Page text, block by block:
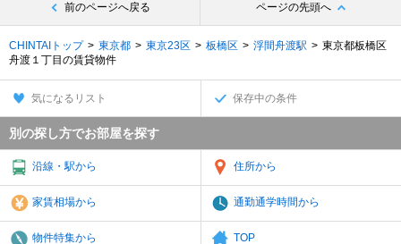
前のページへ戻る ページの先頭へ
CHINTAIトップ 東京都 東京23区 板橋区 浮間舟渡駅
東京都板橋区
舟渡１丁目の賃貸物件
気になるリスト 保存中の条件
別の探し方でお部屋を探す
沿線・駅から 住所から
家賃相場から 通勤通学時間から
物件特集から TOP